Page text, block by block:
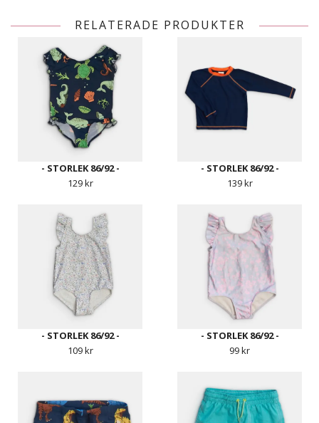
RELATERADE PRODUKTER
- STORLEK 86/92 -
129 kr
- STORLEK 86/92 -
139 kr
- STORLEK 86/92 -
109 kr
- STORLEK 86/92 -
99 kr